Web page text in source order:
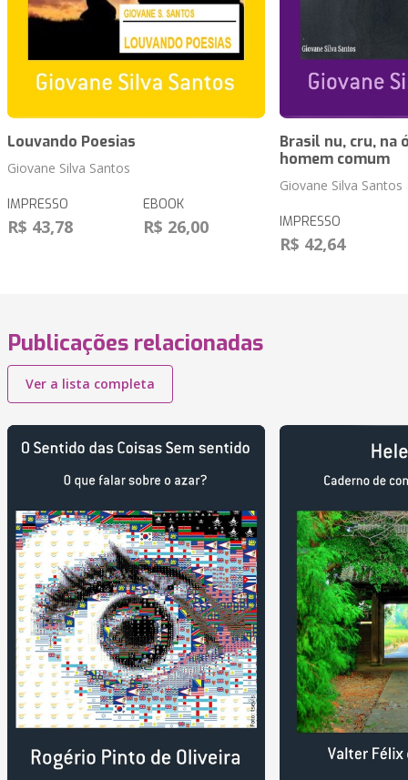
Louvando Poesias
Giovane Silva Santos
IMPRESSO
R$ 43,78
EBOOK
R$ 26,00
Brasil nu, cru, na
homem comum
Giovane Silva Santos
IMPRESSO
R$ 42,64
Publicações relacionadas
Ver a lista completa